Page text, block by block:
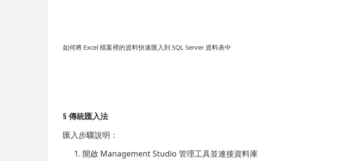
如何將 Excel 檔案裡的資料快速匯入到 SQL Server 資料表中
§ 傳統匯入法
匯入步驟說明：
開啟 Management Studio 管理工具並連接資料庫